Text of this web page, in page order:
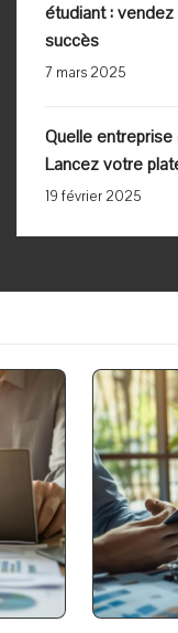
étudiant :
succès
7 mars 2025
Quelle
Lancez votre
19 février 2025